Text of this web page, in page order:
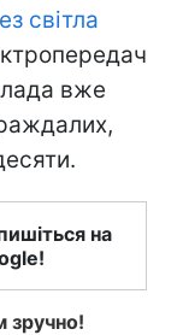
світла
вже
на
зручно!